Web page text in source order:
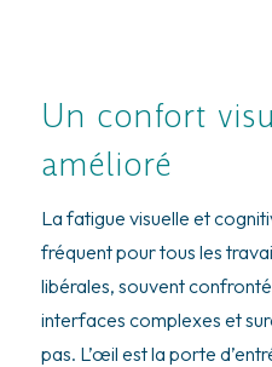
Un confort
amélioré
La fatigue visuelle et
fréquent pour tous les
libérales, souvent
interfaces complexes et
pas. L’œil est la porte